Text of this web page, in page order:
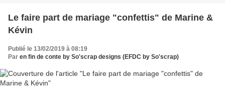
Le faire part de mariage "confettis" de Marine &
Kévin
Publié le 13/02/2019 à 08:19
Par en fin de conte by So'scrap designs (EFDC by So'scrap)